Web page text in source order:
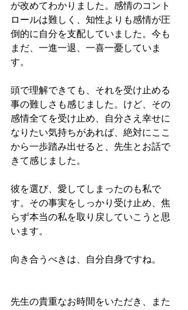
が改めてわかりました。感情のコント
ロールは難しく、知性よりも感情が圧
倒的に自分を支配していました。今も
まだ、一進一退、一喜一憂していま
す。
頭で理解できても、それを受け止める
事の難しさも感じました。けど、その
感情全てを受け止め、自分さえ幸せに
なりたい気持ちがあれば、絶対にここ
から一歩踏み出せると、先生とお話で
きて感じました。
彼を選び、愛してしまったのも私で
す。その事実をしっかり受け止め、焦
らず本当の私を取り戻していこうと思
います。
向き合うべきは、自分自身ですね。
先生の貴重なお時間をいただき、また